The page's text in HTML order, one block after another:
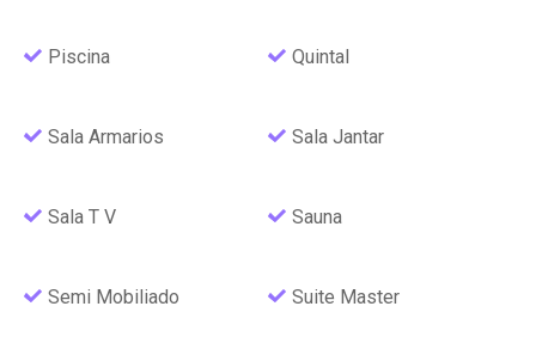
Piscina Quintal
Sala Armarios Sala Jantar
Sala T V Sauna
Semi Mobiliado Suite Master